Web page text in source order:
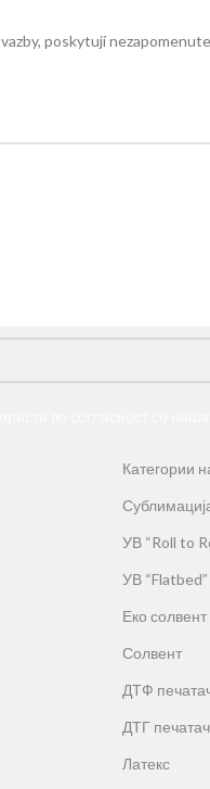
poskytují
Категории
УВ “Roll to
УВ “Flatbed”
Еко солвент
Солвент
ДТФ
ДТГ
Латекс